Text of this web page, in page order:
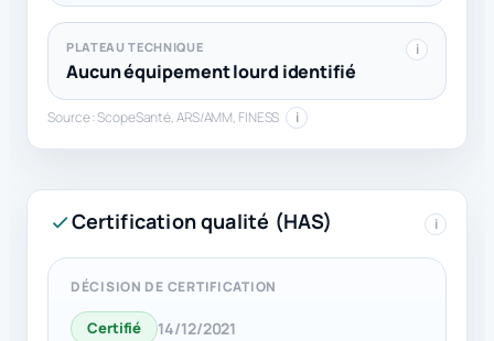
PLATEAU TECHNIQUE
Aucun équipement lourd identifié
i
Source : ScopeSanté, ARS/AMM, FINESS i
Certification qualité (HAS) i
DÉCISION DE CERTIFICATION
Certifié 14/12/2021